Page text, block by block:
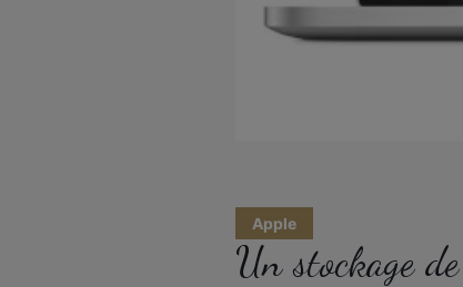
Apple
Un stockage